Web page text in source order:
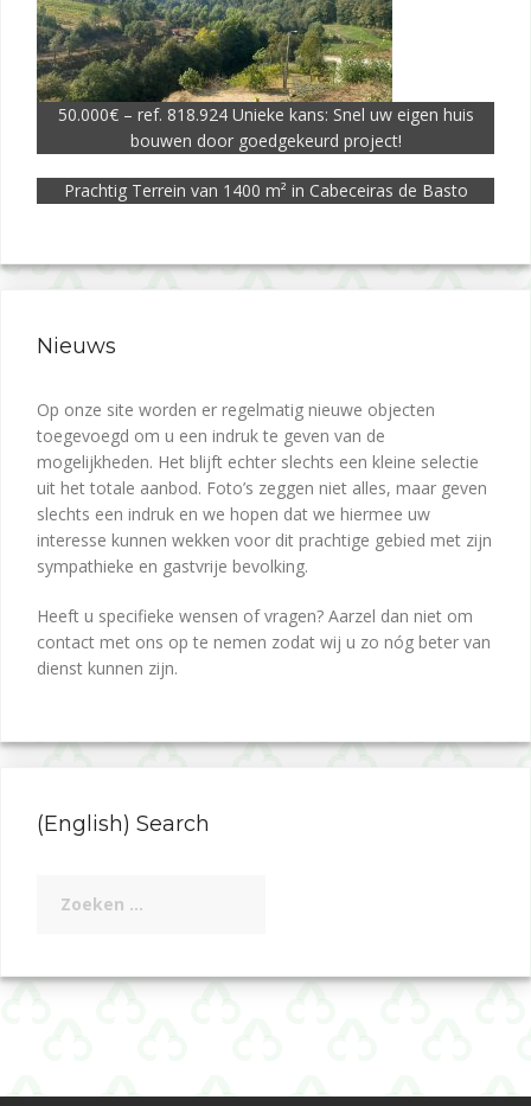
50.000€ – ref. 818.924 Unieke kans: Snel uw eigen huis
bouwen door goedgekeurd project!
Prachtig Terrein van 1400 m² in Cabeceiras de Basto
Nieuws
Op onze site worden er regelmatig nieuwe objecten
toegevoegd om u een indruk te geven van de
mogelijkheden. Het blijft echter slechts een kleine selectie
uit het totale aanbod. Foto’s zeggen niet alles, maar geven
slechts een indruk en we hopen dat we hiermee uw
interesse kunnen wekken voor dit prachtige gebied met zijn
sympathieke en gastvrije bevolking.
Heeft u specifieke wensen of vragen? Aarzel dan niet om
contact met ons op te nemen zodat wij u zo nóg beter van
dienst kunnen zijn.
(English) Search
naar: